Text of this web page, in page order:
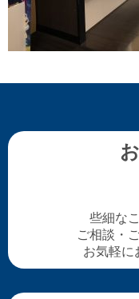
些細な
ご相談・
お気軽に